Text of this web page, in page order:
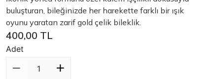
buluşturan, bileğinizde her harekette farklı bir ışık
oyunu yaratan zarif gold çelik bileklik.
400,00 TL
Adet